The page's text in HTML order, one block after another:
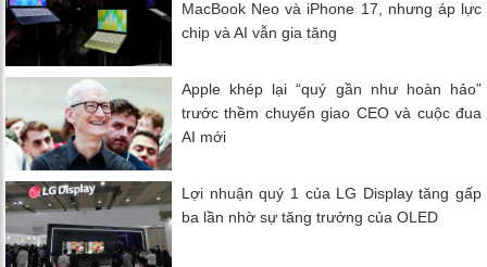
MacBook Neo và iPhone 17, nhưng áp lực
chip và AI vẫn gia tăng
Apple khép lại “quý gần như hoàn hảo”
trước thềm chuyển giao CEO và cuộc đua
AI mới
Lợi nhuận quý 1 của LG Display tăng gấp
ba lần nhờ sự tăng trưởng của OLED